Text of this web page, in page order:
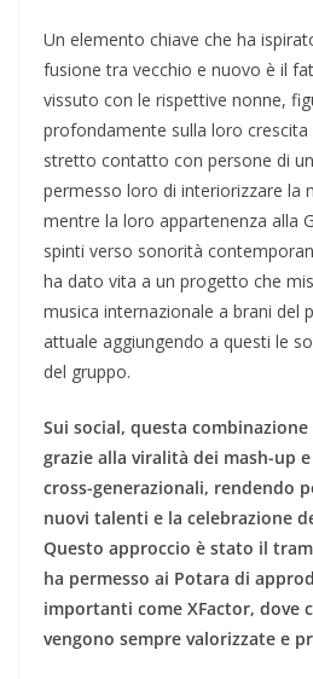
Un elemento chiave che ha
fusione tra vecchio e nuovo è il
vissuto con le rispettive nonne,
profondamente sulla loro crescita
stretto contatto con persone di
permesso loro di interiorizzare la
mentre la loro appartenenza alla
spinti verso sonorità
ha dato vita a un progetto che
musica internazionale a brani del
attuale aggiungendo a questi le
del gruppo.
Sui social, questa
grazie alla viralità dei mash-up
cross-generazionali, rendendo
nuovi talenti e la celebrazione
Questo approccio è stato il
ha permesso ai Potara di
importanti come XFactor, dove
vengono sempre valorizzate e